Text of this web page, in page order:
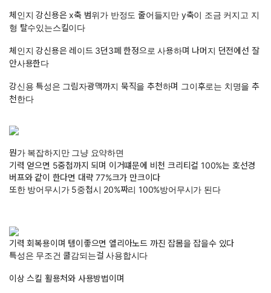
체인지 강신용은 x축 범위가 반정도 줄어들지만 y축이 조금 커지고 지
형 탈수있는스킬이다
체인지 강신용은 레이드 3던3페 한정으로 사용하며 나머지 던전에선 잘
안사용한다
강신용 특성은 그림자광맥까지 묵직을 추천하며 그이후로는 치명을 추
천한다
뭔가 복잡하지만 그냥 요약하면
기력 얻으면 5중첩까지 되며 이거떄문에 비천 크리티컬 100%는 호선경
버프와 같이 한다면 대략 77%크가 만크이다
또한 방어무시가 5중첩시 20%짜리 100%방어무시가 된다
기력 회복용이며 템이좋으면 엘리아노드 까진 잡몸을 잡을수 있다
특성은 무조건 쿨감되는걸 사용합시다
이상 스킬 활용처와 사용방법이며